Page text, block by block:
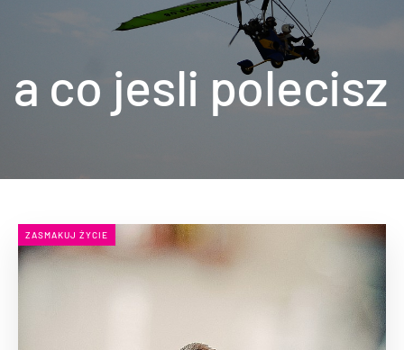
a co jesli polecisz
ZASMAKUJ ŻYCIE